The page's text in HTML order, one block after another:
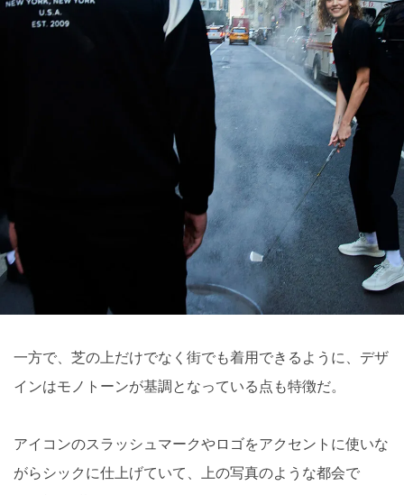
一方で、芝の上だけでなく街でも着用できるように、デザ
インはモノトーンが基調となっている点も特徴だ。
アイコンのスラッシュマークやロゴをアクセントに使いな
がらシックに仕上げていて、上の写真のような都会で